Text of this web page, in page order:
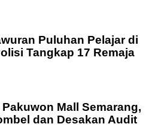
Puluhan Pelajar di
Tangkap 17 Remaja
Mall Semarang,
dan Desakan Audit